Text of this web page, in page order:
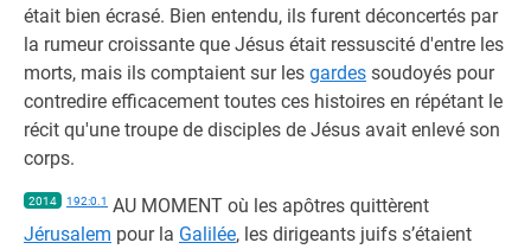
était bien écrasé. Bien entendu, ils furent déconcertés par
la rumeur croissante que Jésus était ressuscité d'entre les
morts, mais ils comptaient sur les gardes soudoyés pour
contredire efficacement toutes ces histoires en répétant le
récit qu'une troupe de disciples de Jésus avait enlevé son
corps.
2014 192:0.1 AU MOMENT où les apôtres quittèrent
Jérusalem pour la Galilée, les dirigeants juifs s’étaient